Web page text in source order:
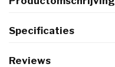
Specificaties
Reviews